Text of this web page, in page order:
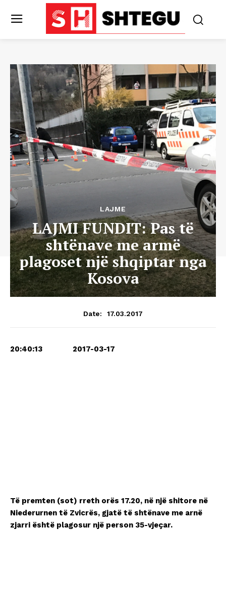
LAJME
LAJMI FUNDIT: Pas të
shtënave me armë
plagoset një shqiptar nga
Kosova
Date: 17.03.2017
20:40:13 2017-03-17
Të premten (sot) rreth orës 17.20, në një shitore në
Niederurnen të Zvicrës, gjatë të shtënave me arnë
zjarri është plagosur një person 35-vjeçar.